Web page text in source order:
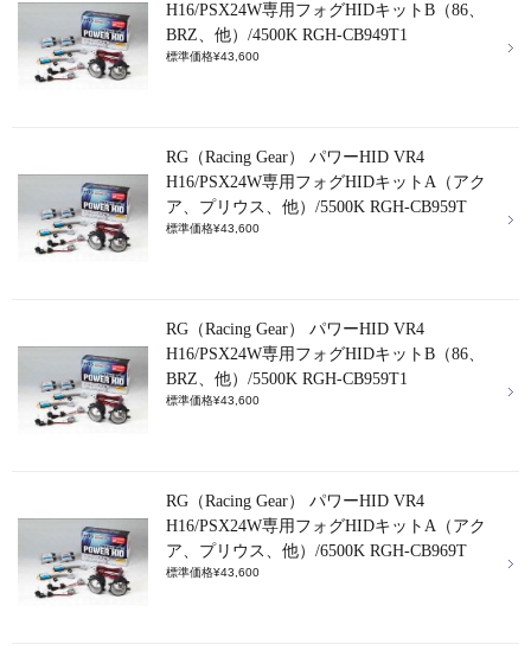
H16/PSX24W専用フォグHIDキットB（86、
BRZ、他）/4500K RGH-CB949T1
標準価格¥43,600
RG（Racing Gear） パワーHID VR4
H16/PSX24W専用フォグHIDキットA（アク
ア、プリウス、他）/5500K RGH-CB959T
標準価格¥43,600
RG（Racing Gear） パワーHID VR4
H16/PSX24W専用フォグHIDキットB（86、
BRZ、他）/5500K RGH-CB959T1
標準価格¥43,600
RG（Racing Gear） パワーHID VR4
H16/PSX24W専用フォグHIDキットA（アク
ア、プリウス、他）/6500K RGH-CB969T
標準価格¥43,600